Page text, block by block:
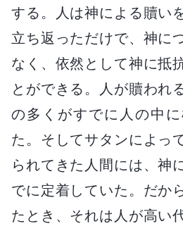
する。人は神による贖い
立ち返っただけで、神に
なく、依然として神に抵
とができる。人が贖われ
の多くがすでに人の中
た。そしてサタンによっ
られてきた人間には、神
でに定着していた。だか
たとき、それは人が高い